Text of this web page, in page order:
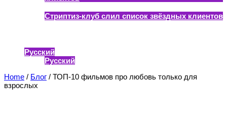
Стриптиз-клуб слил список звёздных клиентов
Русский
Русский
Home / Блог / ТОП-10 фильмов про любовь только для
взрослых